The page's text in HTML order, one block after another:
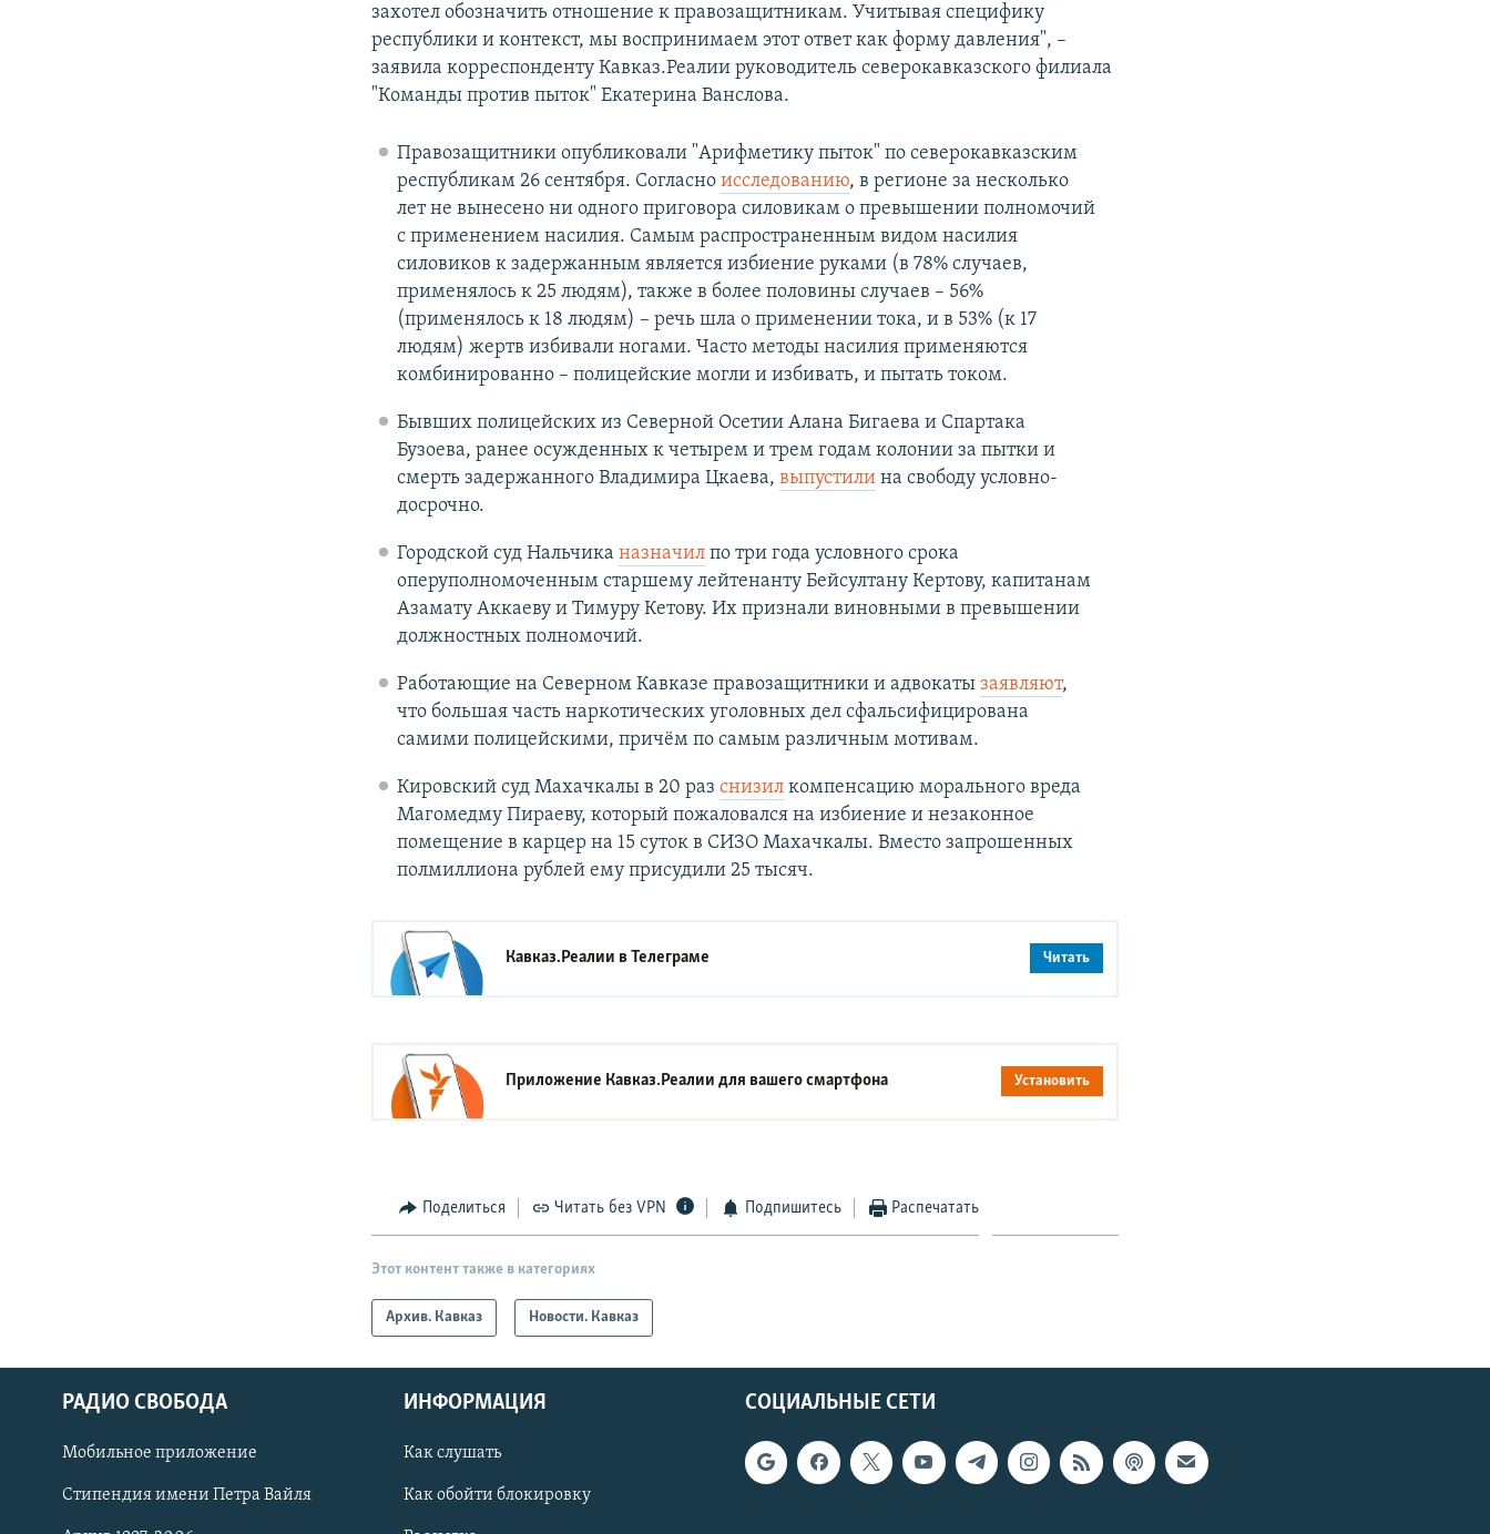
СОЦИАЛЬНЫЕ СЕТИ
захотел обозначить отношение к правозащитникам. Учитывая специфику
республики и контекст, мы воспринимаем этот ответ как форму давления", –
заявила корреспонденту Кавказ.Реалии руководитель северокавказского филиала
"Команды против пыток" Екатерина Ванслова.
Правозащитники опубликовали "Арифметику пыток" по северокавказским
республикам 26 сентября. Согласно исследованию, в регионе за несколько
лет не вынесено ни одного приговора силовикам о превышении полномочий
с применением насилия. Самым распространенным видом насилия
силовиков к задержанным является избиение руками (в 78% случаев,
применялось к 25 людям), также в более половины случаев – 56%
(применялось к 18 людям) – речь шла о применении тока, и в 53% (к 17
людям) жертв избивали ногами. Часто методы насилия применяются
комбинированно – полицейские могли и избивать, и пытать током.
Бывших полицейских из Северной Осетии Алана Бигаева и Спартака
Бузоева, ранее осужденных к четырем и трем годам колонии за пытки и
смерть задержанного Владимира Цкаева, выпустилина свободу условно-
досрочно.
Городской суд Нальчика назначилпо три года условного срока
оперуполномоченным старшему лейтенанту Бейсултану Кертову, капитанам
Азамату Аккаеву и Тимуру Кетову. Их признали виновными в превышении
должностных полномочий.
Работающие на Северном Кавказе правозащитники и адвокаты заявляют,
что большая часть наркотических уголовных дел сфальсифицирована
самими полицейскими, причём по самым различным мотивам.
Кировский суд Махачкалы в 20 раз снизилкомпенсацию морального вреда
Магомедму Пираеву, который пожаловался на избиение и незаконное
помещение в карцер на 15 суток в СИЗО Махачкалы. Вместо запрошенных
полмиллиона рублей ему присудили 25 тысяч.
Кавказ.Реалии вТелеграме Читать
Приложение Кавказ.Реалии для вашего смартфона Установить
Поделиться Читать без VPN Подпишитесь Распечатать
Этот контент также в категориях
Архив. Кавказ Новости. Кавказ
СОЦИАЛЬНЫЕ СЕТИ
РАДИО СВОБОДА
Мобильное приложение
Стипендия имени Петра Вайля
ИНФОРМАЦИЯ
Как слушать
Как обойти блокировку